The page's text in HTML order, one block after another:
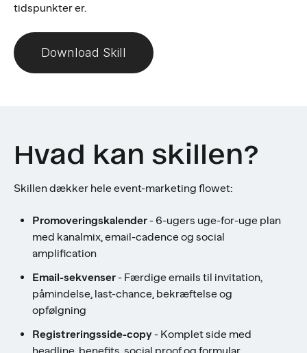
tidspunkter er.
Download Skill
Hvad kan skillen?
Skillen dækker hele event-marketing flowet:
Promoveringskalender- 6-ugers uge-for-uge plan
med kanalmix, email-cadence og social
amplification
Email-sekvenser- Færdige emails til invitation,
påmindelse, last-chance, bekræftelse og
opfølgning
Registreringsside-copy- Komplet side med